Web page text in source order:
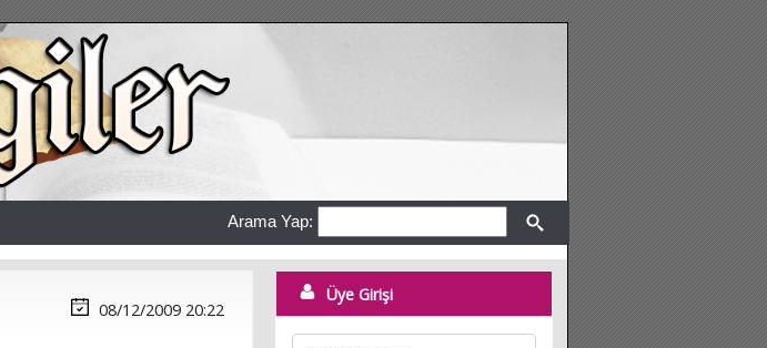
Arama Yap:
08/12/2009 20:22
Üye Girişi